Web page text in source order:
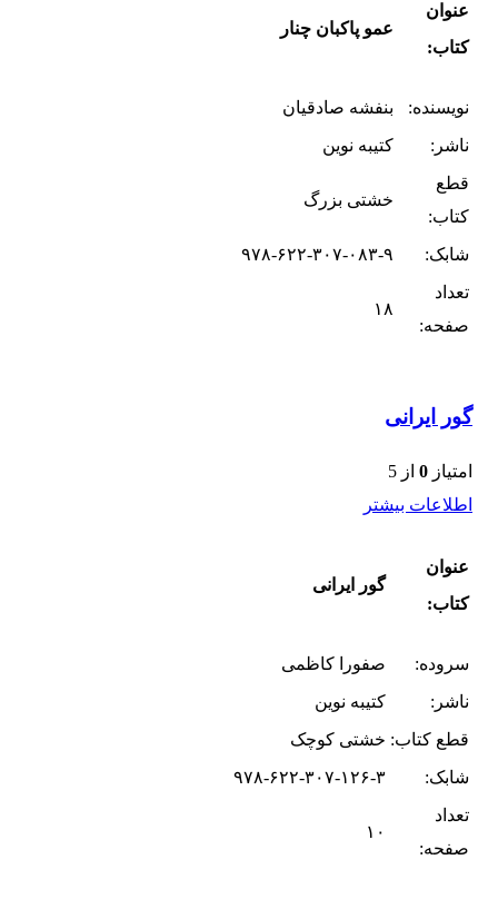
عنوان
کتاب:
عمو پاکبان چنار
نویسنده:
بنفشه صادقیان
ناشر:
کتیبه نوین
قطع
کتاب:
خشتی بزرگ
شابک:
۹۷۸-۶۲۲-۳۰۷-۰۸۳-۹
تعداد
صفحه:
۱۸
گور ایرانی
امتیاز 0 از 5
اطلاعات بیشتر
عنوان
کتاب:
گور ایرانی
سروده:
صفورا کاظمی
ناشر:
کتیبه نوین
قطع کتاب: خشتی کوچک
شابک:
۹۷۸-۶۲۲-۳۰۷-۱۲۶-۳
تعداد
صفحه:
۱۰